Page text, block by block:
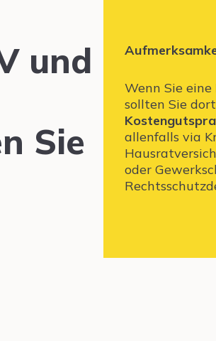
und
Sie
Wenn Sie eine
sollten Sie
allenfalls via
oder